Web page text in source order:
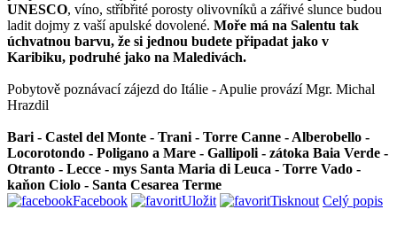
UNESCO, víno, stříbřité porosty olivovníků a zářivé slunce budou
ladit dojmy z vaší apulské dovolené. Moře má na Salentu tak
úchvatnou barvu, že si jednou budete připadat jako v
Karibiku, podruhé jako na Maledivách.
Pobytově poznávací zájezd do Itálie - Apulie provází Mgr. Michal
Hrazdil
Bari - Castel del Monte - Trani - Torre Canne - Alberobello -
Locorotondo - Poligano a Mare - Gallipoli - zátoka Baia Verde -
Otranto - Lecce - mys Santa Maria di Leuca - Torre Vado -
kaňon Ciolo - Santa Cesarea Terme
Facebook
Uložit Tisknout Celý popis